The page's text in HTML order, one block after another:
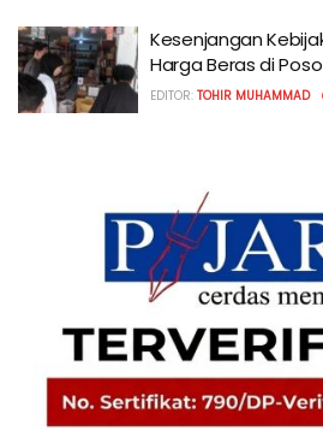
Kesenjangan
Harga Beras di
EDITOR: TOHIR MUHAMMAD